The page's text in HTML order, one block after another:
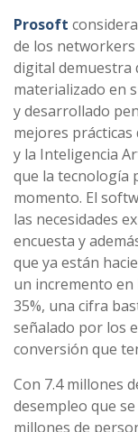
Prosoft
de los
digital demuestra
materializado en
y desarrollado
mejores
y la Inteligencia
que la tecnología
momento. El
las necesidades
encuesta y
que ya están
un incremento en
35%, una cifra
señalado por los
conversión que
Con 7.4 millones
desempleo que
millones de